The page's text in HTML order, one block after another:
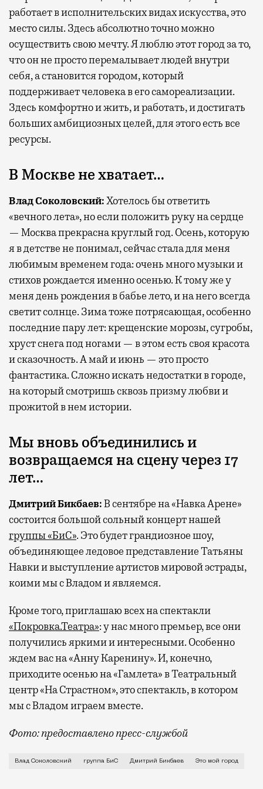
работает в исполнительских видах искусства, это
место силы. Здесь абсолютно точно можно
осуществить свою мечту. Я люблю этот город за то,
что он не просто перемалывает людей внутри
себя, а становится городом, который
поддерживает человека в его самореализации.
Здесь комфортно и жить, и работать, и достигать
больших амбициозных целей, для этого есть все
ресурсы.
В Москве не хватает…
Влад Соколовский:Хотелось бы ответить
«вечного лета», но если положить руку на сердце
— Москва прекрасна круглый год. Осень, которую
я в детстве не понимал, сейчас стала для меня
любимым временем года: очень много музыки и
стихов рождается именно осенью. К тому же у
меня день рождения в бабье лето, и на него всегда
светит солнце. Зима тоже потрясающая, особенно
последние пару лет: крещенские морозы, сугробы,
хруст снега под ногами — в этом есть своя красота
и сказочность. А май и июнь — это просто
фантастика. Сложно искать недостатки в городе,
на который смотришь сквозь призму любви и
прожитой в нем истории.
Мы вновь объединились и
возвращаемся на сцену через 17
лет…
Дмитрий Бикбаев:В сентябре на «Навка Арене»
состоится большой сольный концерт нашей
группы «БиС». Это будет грандиозное шоу,
объединяющее ледовое представление Татьяны
Навки и выступление артистов мировой эстрады,
коими мы с Владом и являемся.
Кроме того, приглашаю всех на спектакли
«Покровка.Театра»: у нас много премьер, все они
получились яркими и интересными. Особенно
ждем вас на «Анну Каренину». И, конечно,
приходите осенью на «Гамлета» в Театральный
центр «На Страстном», это спектакль, в котором
мы с Владом играем вместе.
Фото: предоставлено пресс-службой
О том, как изменился город с 1990-х, о том, что
Влад Соколовский группа БиС Дмитрий Бикбаев Это мой город